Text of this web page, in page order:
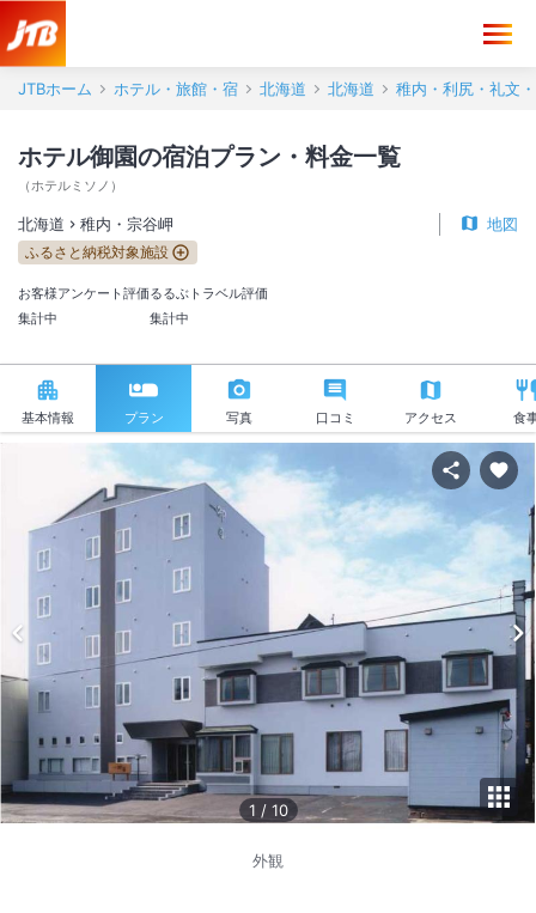
JTBホーム ホテル・旅館・宿 北海道 北海道 稚内・利尻・礼文
ホテル御園の宿泊プラン・料金一覧
（ホテルミソノ ）
北海道 稚内・宗谷岬 地図
ふるさと納税対象施設
お客様アンケート評価
集計中
るるぶトラベル評価
集計中
基本情報 プラン 写真 口コミ アクセス 食
1 / 10
外観